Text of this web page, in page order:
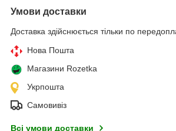
Умови доставки
Доставка здійснюється тільки по
Нова Пошта
Магазини Rozetka
Укрпошта
Самовивіз
Всі умови доставки